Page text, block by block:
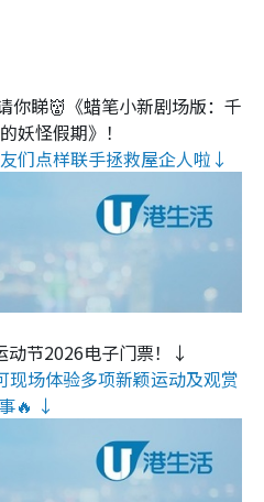
你睇👹《蜡笔小新剧场版：千
妖怪假期》！
们点样联手拯救屋企人啦↓
动节2026电子门票！↓
场体验多项新颖运动及观赏
🔥 ↓